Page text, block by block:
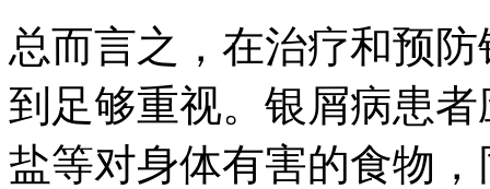
总而言之，在治疗和预
到足够重视。银屑病患
盐等对身体有害的食物